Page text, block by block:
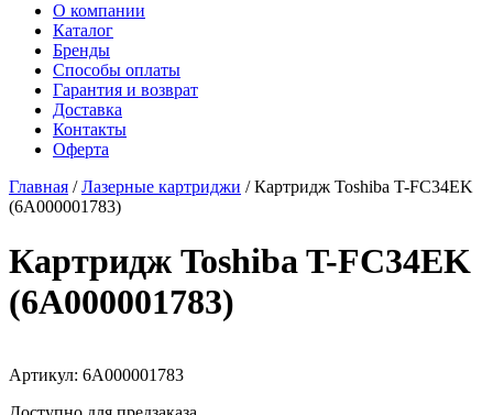
О компании
Каталог
Бренды
Способы оплаты
Гарантия и возврат
Доставка
Контакты
Оферта
Главная /Лазерные картриджи / Картридж Toshiba T-FC34EK
(6A000001783)
Картридж Toshiba T-FC34EK
(6A000001783)
Артикул: 6A000001783